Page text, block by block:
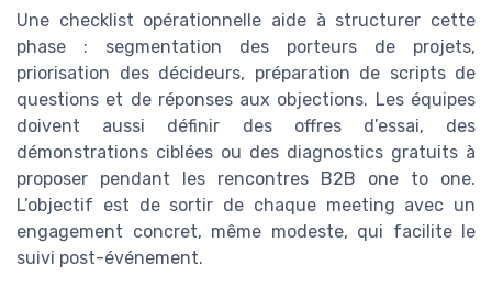
Une checklist opérationnelle aide à structurer cette
phase : segmentation des porteurs de projets,
priorisation des décideurs, préparation de scripts de
questions et de réponses aux objections. Les équipes
doivent aussi définir des offres d’essai, des
démonstrations ciblées ou des diagnostics gratuits à
proposer pendant les rencontres B2B one to one.
L’objectif est de sortir de chaque meeting avec un
engagement concret, même modeste, qui facilite le
suivi post-événement.